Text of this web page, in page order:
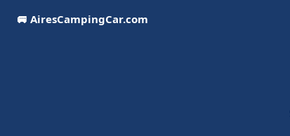
🚐 AiresCampingCar.com